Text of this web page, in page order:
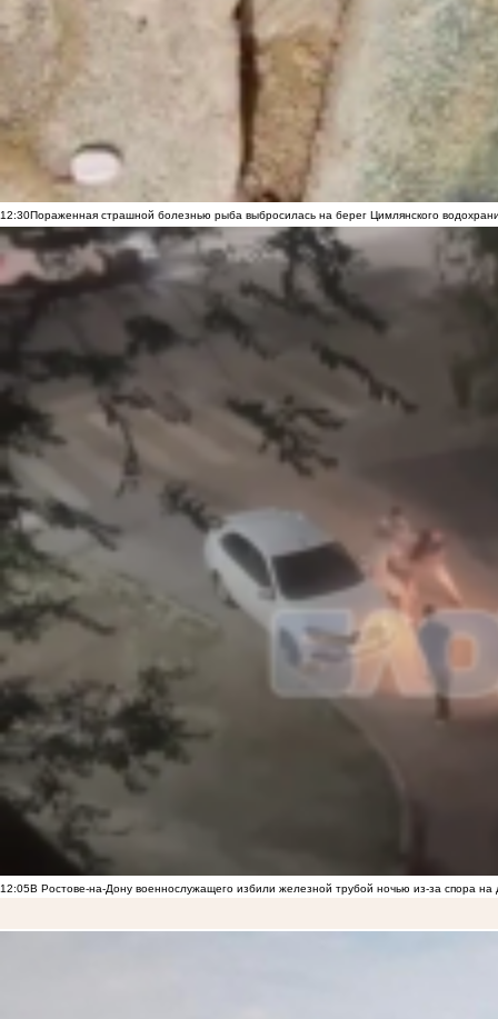
12:30Пораженная страшной болезнью рыба выбросилась на берег Цимлянского
12:05В Ростове-на-Дону военнослужащего избили железной трубой ночью из-за спора на